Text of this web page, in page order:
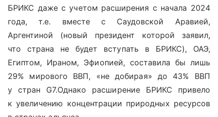
БРИКС даже с учетом расширения с начала 2024
года, т.е. вместе с Саудовской Аравией,
Аргентиной (новый президент которой заявил,
что страна не будет вступать в БРИКС), ОАЭ,
Египтом, Ираном, Эфиопией, составила бы лишь
29% мирового ВВП, «не добирая» до 43% ВВП
у стран G7.Однако расширение БРИКС привело
к увеличению концентрации природных ресурсов